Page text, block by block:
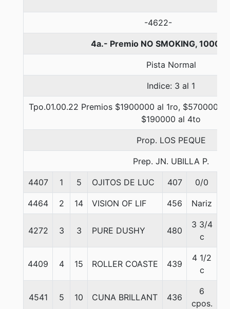
-4622-
4a.- Premio NO SMOKING, 1000
Pista Normal
Indice: 3 al 1
Tpo.01.00.22 Premios $1900000 al 1ro, $570000
$190000 al 4to
Prop. LOS PEQUE
Prep. JN. UBILLA P.
4407 1 5 OJITOS DE LUC 407 0/0
4464 2 14 VISION OF LIF 456 Nariz
4272 3 3 PURE DUSHY 480
3 3/4
c
4409 4 15 ROLLER COASTE 439
4 1/2
c
4541 5 10 CUNA BRILLANT 436
6
cpos.